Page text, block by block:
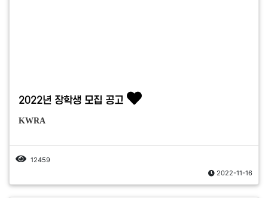
2022년 장학생 모집 공고
KWRA
12459
2022-11-16